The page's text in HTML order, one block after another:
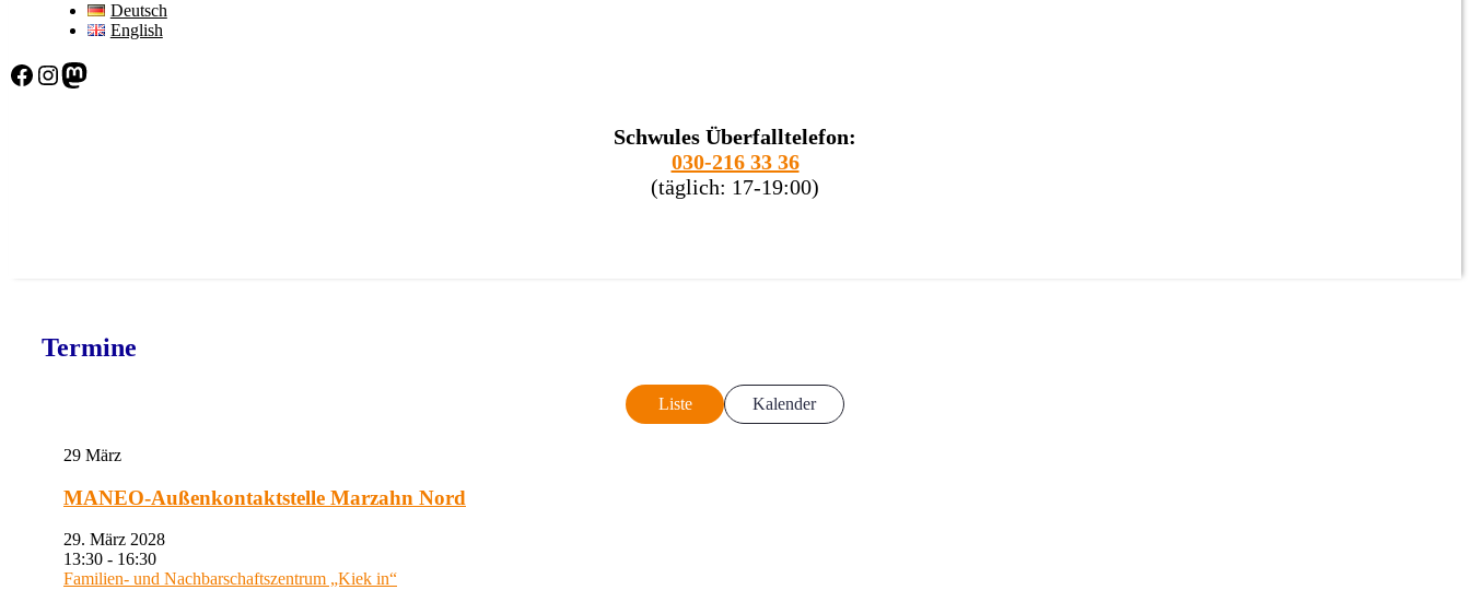
Deutsch
English
Facebook Instagram Mastodon
Schwules Überfalltelefon:
030-216 33 36
(täglich: 17-19:00)
Termine
Liste Kalender
29 März
MANEO-Außenkontaktstelle Marzahn Nord
29. März 2028
13:30 - 16:30
Familien- und Nachbarschaftszentrum „Kiek in“